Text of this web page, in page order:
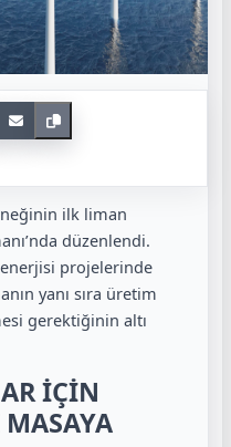
ilk liman
düzenlendi.
projelerinde
yanı sıra üretim
gerektiğinin altı
İÇİN